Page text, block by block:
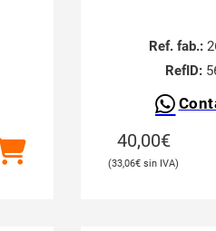
Ref. fab.:
RefID:
40,00€
33,06€